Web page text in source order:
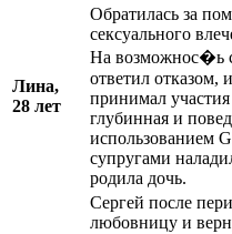
Лина,
28 лет
Обратилась за
сексуального
На возможнос�ь
ответил отказом,
принимал
глубинная и
использованием
супругами
родила дочь.
Сергей после
любовницу и